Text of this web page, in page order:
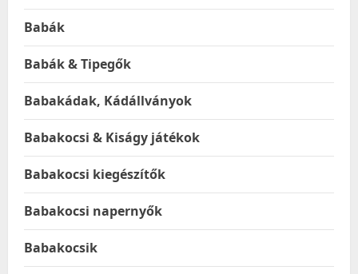
Babák
Babák & Tipegők
Babakádak, Kádállványok
Babakocsi & Kiságy játékok
Babakocsi kiegészítők
Babakocsi napernyők
Babakocsik